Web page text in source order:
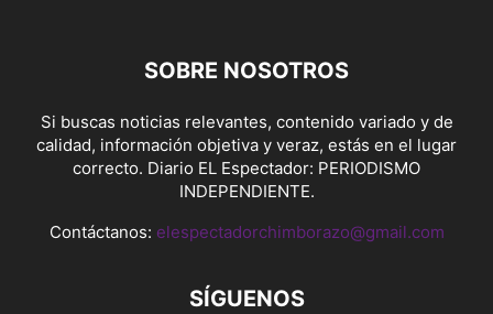
SOBRE NOSOTROS
Si buscas noticias relevantes, contenido variado y de
calidad, información objetiva y veraz, estás en el lugar
correcto. Diario EL Espectador: PERIODISMO
INDEPENDIENTE.
Contáctanos: elespectadorchimborazo@gmail.com
SÍGUENOS